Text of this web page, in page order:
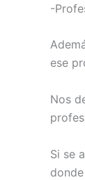
-
ese
Nos
Si se